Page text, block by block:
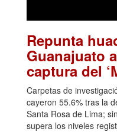
Repunta
Guanajuato
captura del
Carpetas de
cayeron 55.6% tras la
Santa Rosa de Lima;
supera los niveles